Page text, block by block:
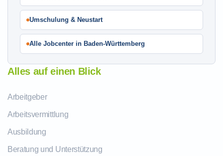
Umschulung & Neustart
Alle Jobcenter in Baden-Württemberg
Alles auf einen Blick
Arbeitgeber
Arbeitsvermittlung
Ausbildung
Beratung und Unterstützung